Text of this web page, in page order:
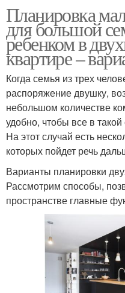
Планировка
для большой
ребенком в
квартире –
Когда семья из трех
распоряжение двушку,
небольшом количестве
удобно, чтобы все в
На этот случай есть
которых пойдет речь
Варианты планировки
Рассмотрим способы,
пространстве главные